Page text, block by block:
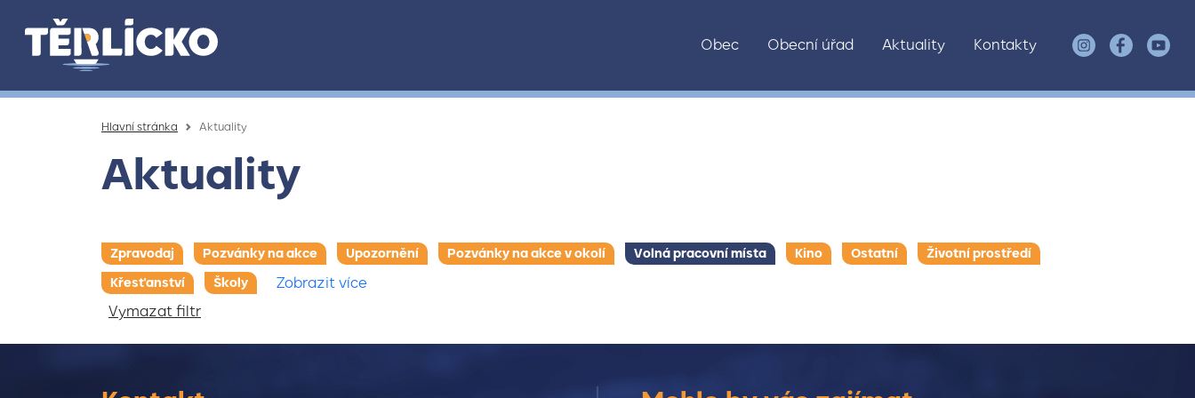
Obec Obecní úřad Aktuality Kontakty
Hlavní stránka Aktuality
Aktuality
Zpravodaj Pozvánky na akce Upozornění Pozvánky na akce v okolí Volná pracovní místa Kino Ostatní Životní prostředí
Křesťanství Školy
Zobrazit více
Vymazat filtr